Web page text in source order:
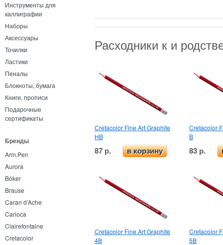
Инструменты для
каллиграфии
Наборы
Аксессуары
Точилки
Ластики
Пеналы
Блокноты, бумага
Книги, прописи
Подарочные
сертификаты
Бренды
Arm.Pen
Aurora
Böker
Brause
Caran d’Ache
Carioca
Clairefontaine
Cretacolor
Расходники к и
Cretacolor Fine Art Graphite
HB
87 р. в корзину
Cretacolor
B
83 р.
Cretacolor Fine Art Graphite
4B
Cretacolor
5B